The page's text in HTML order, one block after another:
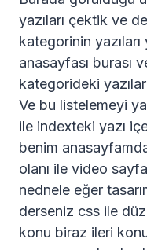
yazıları çektik ve
kategorinin
anasayfası burası
kategorideki
Ve bu listelemeyi
ile indexteki yazı
benim
olanı ile video
nednele eğer
derseniz css ile
konu biraz ileri